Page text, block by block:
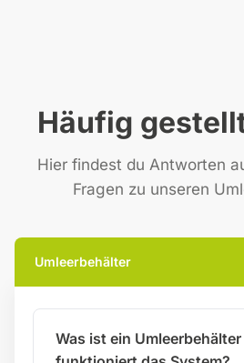
Häufig
Hier findest du Antworten
Fragen zu unseren
Umleerbehälter
Was ist ein